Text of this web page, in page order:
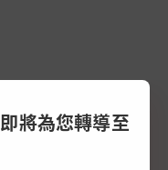
將為您轉導至